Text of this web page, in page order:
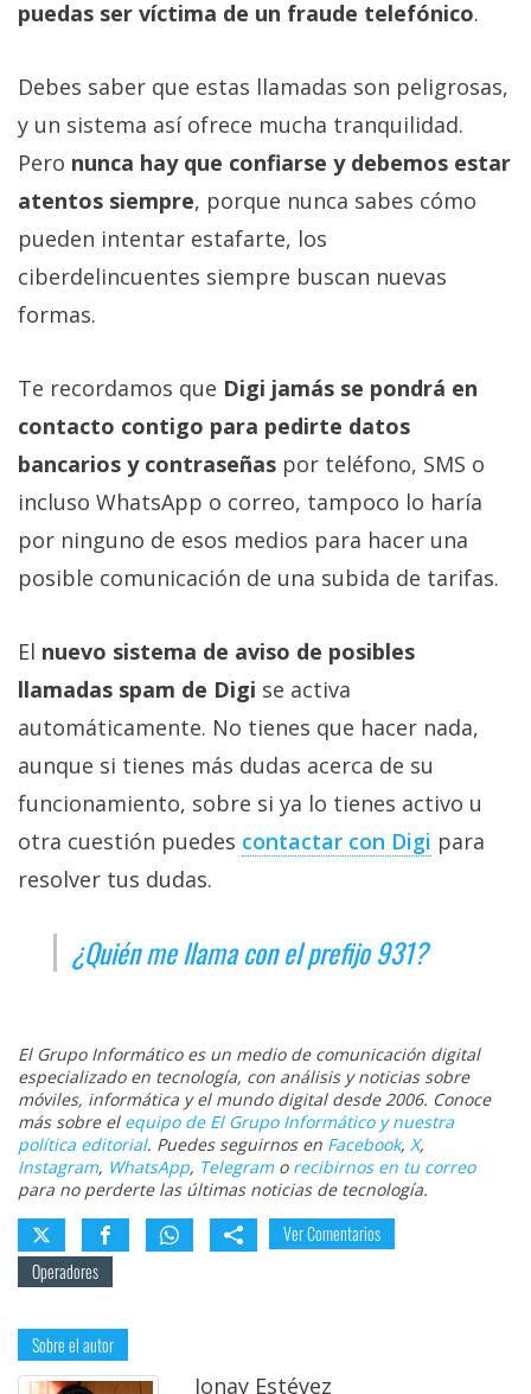
puedas ser víctima de un fraude telefónico.
Debes saber que estas llamadas son peligrosas,
y un sistema así ofrece mucha tranquilidad.
Pero nunca hay que confiarse y debemos estar
atentos siempre, porque nunca sabes cómo
pueden intentar estafarte, los
ciberdelincuentes siempre buscan nuevas
formas.
Te recordamos que Digi jamás se pondrá en
contacto contigo para pedirte datos
bancarios y contraseñas por teléfono, SMS o
incluso WhatsApp o correo, tampoco lo haría
por ninguno de esos medios para hacer una
posible comunicación de una subida de tarifas.
El nuevo sistema de aviso de posibles
llamadas spam de Digi se activa
automáticamente. No tienes que hacer nada,
aunque si tienes más dudas acerca de su
funcionamiento, sobre si ya lo tienes activo u
otra cuestión puedes contactar con Digi‎ para
resolver tus dudas.
¿Quién me llama con el prefijo 931?
El Grupo Informático es un medio de comunicación digital
especializado en tecnología, con análisis y noticias sobre
móviles, informática y el mundo digital desde 2006. Conoce
más sobre el equipo de El Grupo Informático y nuestra
política editorial. Puedes seguirnos en Facebook, X,
Instagram, WhatsApp, Telegramo recibirnos en tu correo
para no perderte las últimas noticias de tecnología.
Ver Comentarios
Operadores
Sobre el autor
Jonay Estévez